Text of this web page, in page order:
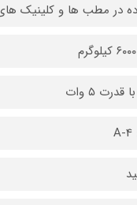
در مطب ها و کلینیک